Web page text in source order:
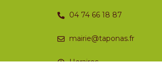
04 74 66 18 87
mairie@taponas.fr
Horaires